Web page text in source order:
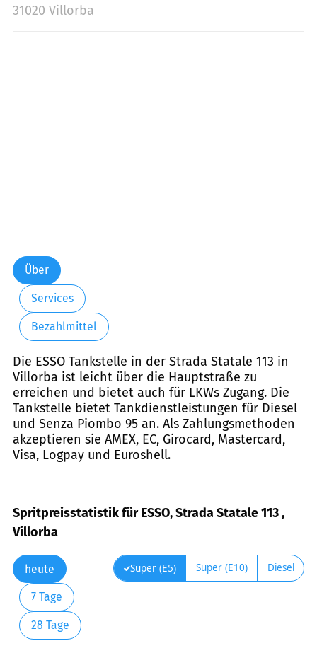
31020 Villorba
Über
Services
Bezahlmittel
Die ESSO Tankstelle in der Strada Statale 113 in
Villorba ist leicht über die Hauptstraße zu
erreichen und bietet auch für LKWs Zugang. Die
Tankstelle bietet Tankdienstleistungen für Diesel
und Senza Piombo 95 an. Als Zahlungsmethoden
akzeptieren sie AMEX, EC, Girocard, Mastercard,
Visa, Logpay und Euroshell.
Spritpreisstatistik für ESSO, Strada Statale 113 ,
Villorba
heute
7 Tage
28 Tage
Super (E5) Super (E10) Diesel